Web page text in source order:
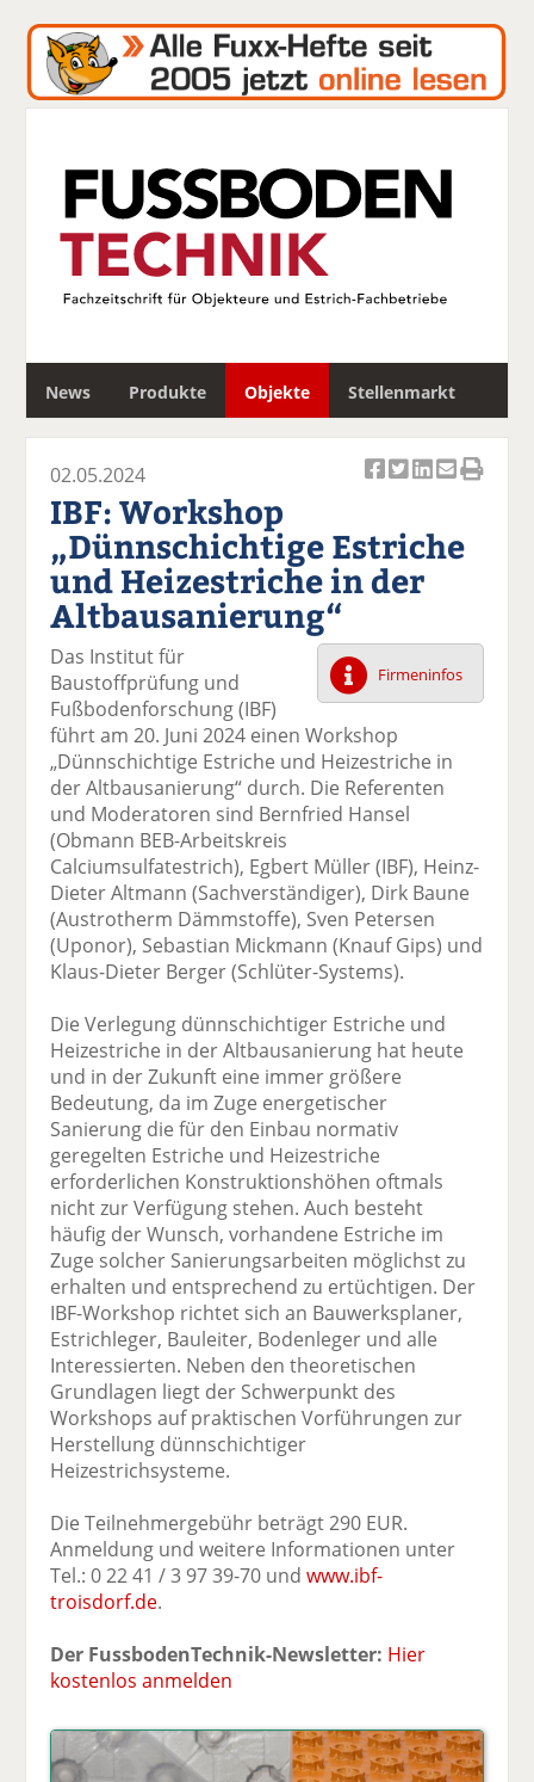
News Produkte Objekte Stellenmarkt
c
k
el
a
F
ac
e
b
o
o
k
il
e
n
k
el
t
tt
er
n
k
el
a
Li
n
k
di
n
e
n
k
E
m
ai
v
er
d
e
k
ck
e
n
02.05.2024
IBF: Workshop
„Dünnschichtige Estriche
und Heizestriche in der
Altbausanierung“
Firmeninfos
Das Institut für
Baustoffprüfung und
Fußbodenforschung (IBF)
führt am 20. Juni 2024 einen Workshop
„Dünnschichtige Estriche und Heizestriche in
der Altbausanierung“ durch. Die Referenten
und Moderatoren sind Bernfried Hansel
(Obmann BEB-Arbeitskreis
Calciumsulfatestrich), Egbert Müller (IBF), Heinz-
Dieter Altmann (Sachverständiger), Dirk Baune
(Austrotherm Dämmstoffe), Sven Petersen
(Uponor), Sebastian Mickmann (Knauf Gips) und
Klaus-Dieter Berger (Schlüter-Systems).
Die Verlegung dünnschichtiger Estriche und
Heizestriche in der Altbausanierung hat heute
und in der Zukunft eine immer größere
Bedeutung, da im Zuge energetischer
Sanierung die für den Einbau normativ
geregelten Estriche und Heizestriche
erforderlichen Konstruktionshöhen oftmals
nicht zur Verfügung stehen. Auch besteht
häufig der Wunsch, vorhandene Estriche im
Zuge solcher Sanierungsarbeiten möglichst zu
erhalten und entsprechend zu ertüchtigen. Der
IBF-Workshop richtet sich an Bauwerksplaner,
Estrichleger, Bauleiter, Bodenleger und alle
Interessierten. Neben den theoretischen
Grundlagen liegt der Schwerpunkt des
Workshops auf praktischen Vorführungen zur
Herstellung dünnschichtiger
Heizestrichsysteme.
Die Teilnehmergebühr beträgt 290 EUR.
Anmeldung und weitere Informationen unter
Tel.: 0 22 41 / 3 97 39-70 undwww.ibf-
troisdorf.de.
Der FussbodenTechnik-Newsletter: Hier
kostenlos anmelden